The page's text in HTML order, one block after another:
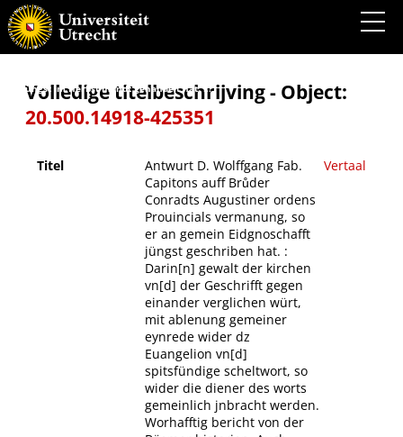
Antwurt D. Wolffgang Fab. Capitons auff Brůder Conradts Augustiner ordens Prouincials
vermanung, so er an gemein Eidgnoschafft jüngst geschriben hat. : Darin[n] gewalt der
kirchen vn[d] der Geschrifft gegen einander verglichen würt, mit ablenung gemeiner
eynrede wider dz Euangelion vn[d] spitsfündige scheltwort, so wider die diener des
jetzt jüngst im Herbst mondt gehandelt hat. ...
Volledige titelbeschrijving - Object:
20.500.14918-425351
Titel
Antwurt D. Wolffgang Fab.
Capitons auff Brůder
Conradts Augustiner ordens
Prouincials vermanung, so
er an gemein Eidgnoschafft
jüngst geschriben hat. :
Darin[n] gewalt der kirchen
vn[d] der Geschrifft gegen
einander verglichen würt,
mit ablenung gemeiner
eynrede wider dz
Euangelion vn[d]
spitsfündige scheltwort, so
wider die diener des worts
gemeinlich jnbracht werden.
Worhafftig bericht von der
Vertaal